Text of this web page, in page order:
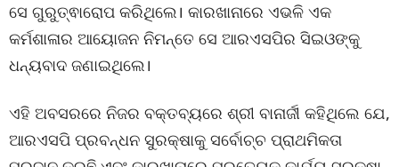
ସେ ଗୁରୁତ୍ଵାରୋପ କରିଥିଲେ। କାରଖାନାରେ ଏଭଳି ଏକ
କର୍ମଶାଳାର ଆୟୋଜନ ନିମନ୍ତେ ସେ ଆରଏସପିର ସିଇଓଙ୍କୁ
ଧନ୍ୟବାଦ ଜଣାଇଥିଲେ।
ଏହି ଅବସରରେ ନିଜର ବକ୍ତବ୍ୟରେ ଶ୍ରୀ ବାନାର୍ଜୀ କହିଥିଲେ ଯେ,
ଆରଏସପି ପ୍ରବନ୍ଧନ ସୁରକ୍ଷାକୁ ସର୍ବୋଚ୍ଚ ପ୍ରାଥମିକତା